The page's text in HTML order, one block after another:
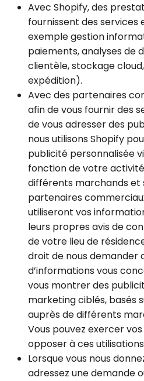
Avec Shopify, des
fournissent des
exemple gestion
paiements, analyses de
clientèle, stockage
expédition).
Avec des partenaires
afin de vous fournir des
de vous adresser des
nous utilisons Shopify
publicité personnalisée
fonction de votre
différents marchands et
partenaires
utiliseront vos
leurs propres avis de
de votre lieu de
droit de nous demander
d’informations vous
vous montrer des
marketing ciblés, basés
auprès de différents
Vous pouvez exercer
opposer à ces utilisations
Lorsque vous nous
adressez une demande